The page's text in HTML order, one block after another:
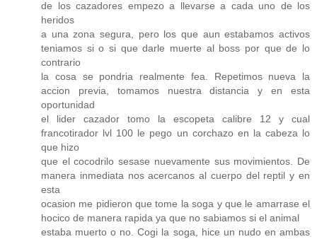
de los cazadores empezo a llevarse a cada uno de los
heridos
a una zona segura, pero los que aun estabamos activos
teniamos si o si que darle muerte al boss por que de lo
contrario
la cosa se pondria realmente fea. Repetimos nueva la
accion previa, tomamos nuestra distancia y en esta
oportunidad
el lider cazador tomo la escopeta calibre 12 y cual
francotirador lvl 100 le pego un corchazo en la cabeza lo
que hizo
que el cocodrilo sesase nuevamente sus movimientos. De
manera inmediata nos acercanos al cuerpo del reptil y en
esta
ocasion me pidieron que tome la soga y que le amarrase el
hocico de manera rapida ya que no sabiamos si el animal
estaba muerto o no. Cogi la soga, hice un nudo en ambas